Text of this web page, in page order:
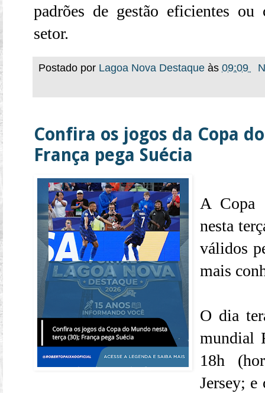
padrões de gestão eficientes ou
setor.
Postado por Lagoa Nova Destaque às 09:09
Confira os jogos da Copa
França pega Suécia
A Copa
nesta
válidos
mais
O dia
mundial
18h
Jersey;